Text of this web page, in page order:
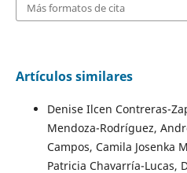
Más formatos de cita
Artículos similares
Denise Ilcen Contreras-
Mendoza-Rodríguez,
Campos, Camila Josenka
Patricia Chavarría-Lucas,